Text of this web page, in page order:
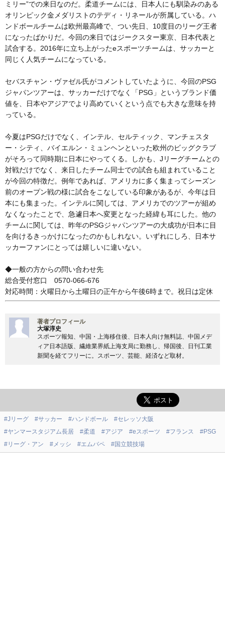
ミリー”での来日なのだ。柔道チームには、日本人にも馴染みのある
オリンピック金メダリストのテディ・リネールが所属している。ハ
ンドボールチームは欧州最高峰で、つい先日、10度目のリーグ王者
になったばかりだ。今回の来日ではジークスター東京、日本代表と
試合する。2016年に立ち上がったeスポーツチームは、サッカーと
同じく人気チームになっている。
セバスチャン・ヴァゼル氏がコメントしていたように、今回のPSG
ジャパンツアーは、サッカーだけでなく「PSG」というブランド価
値を、日本やアジアでより高めていくという点でも大きな意味を持
っている。
今夏はPSGだけでなく、インテル、セルティック、マンチェスタ
ー・シティ、バイエルン・ミュンヘンといった欧州のビッグクラブ
がそろって同時期に日本にやってくる。しかも、Jリーグチームとの
対戦だけでなく、来日したチーム同士での試合も組まれていること
が今回の特徴だ。例年であれば、アメリカに多く集まってシーズン
前のオープン戦の様に試合をこなしている印象があるが、今年は日
本にも集まった。インテルに関しては、アメリカでのツアーが組め
なくなったことで、急遽日本へ変更となった経緯も耳にした。他の
チームに関しては、昨年のPSGジャパンツアーの大成功が日本に目
を向けるきっかけになったのかもしれない。いずれにしろ、日本サ
ッカーファンにとっては嬉しいに違いない。
◆一般の方からの問い合わせ先
総合受付窓口 0570-066-676
対応時間：火曜日から土曜日の正午から午後6時まで。祝日は定休
著者プロフィール
大塚淳史
スポーツ報知、中国・上海移住後、日本人向け無料誌、中国メデ
ィア日本語版、繊維業界紙上海支局に勤務し、帰国後、日刊工業
新聞を経てフリーに。スポーツ、芸能、経済など取材。
#Jリーグ #サッカー #ハンドボール
#セレッソ大阪
#ヤンマースタジアム長居
#柔道 #アジア #eスポーツ #フランス
#PSG
#リーグ・アン
#メッシ #エムバペ #国立競技場